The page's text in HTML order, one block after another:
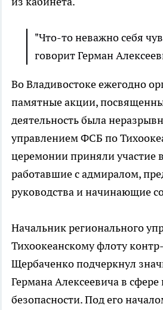
"Что-то неважно себя
говорит Герман
Во Владивостоке ежегодно
памятные акции,
деятельность была
управлением ФСБ по
церемонии приняли участие
работавшие с адмиралом,
руководства и начинающие
Начальник регионального
Тихоокеанскому флоту
Щербаченко подчеркнул
Германа Алексеевича в сфере
безопасности. Под его